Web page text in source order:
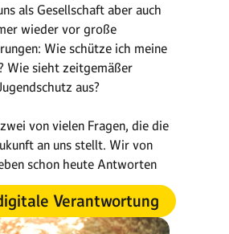
als Gesellschaft aber auch
wieder vor große
Wie schütze ich meine
Wie sieht zeitgemäßer
aus?
von vielen Fragen, die die
an uns stellt. Wir von
schon heute Antworten
Verantwortung